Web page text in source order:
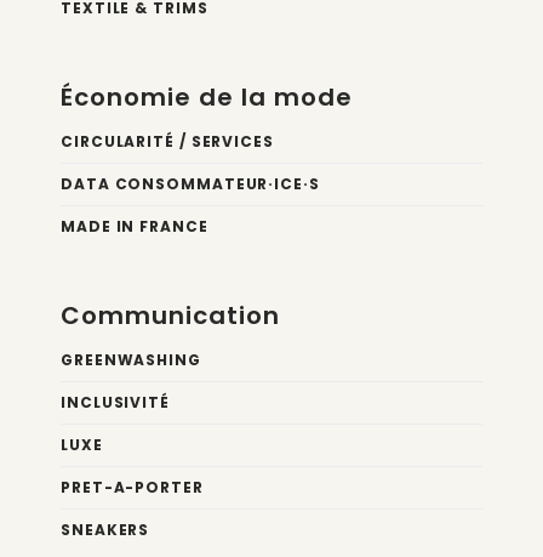
TEXTILE & TRIMS
Économie de la mode
CIRCULARITÉ / SERVICES
DATA CONSOMMATEUR·ICE·S
MADE IN FRANCE
Communication
GREENWASHING
INCLUSIVITÉ
LUXE
PRET-A-PORTER
SNEAKERS